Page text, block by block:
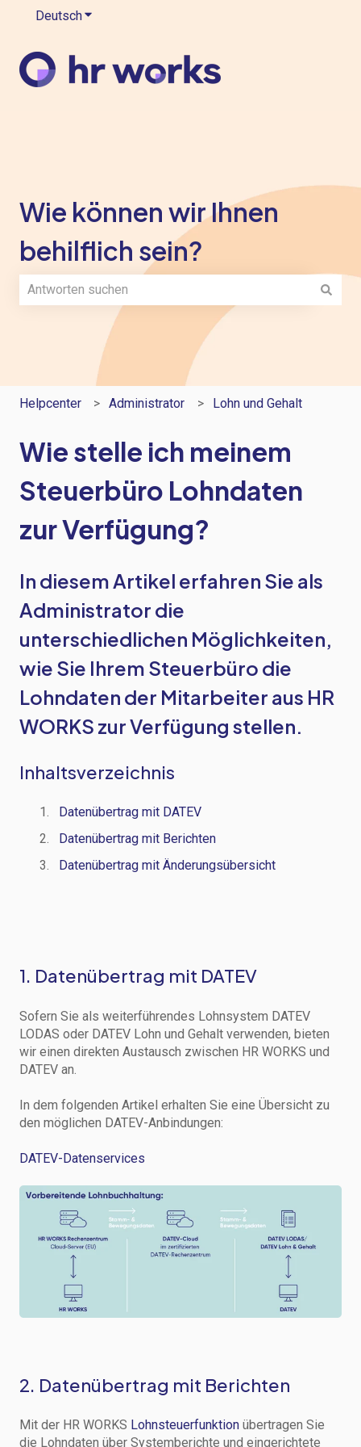
DeutschUntermenü für Übersetzungen anzeigen
Wie können wir Ihnen
behilflich sein?
Es gibt keine Vorschläge, da das Suchfeld leer ist.
Helpcenter Administrator Lohn und Gehalt
Wie stelle ich meinem
Steuerbüro Lohndaten
zur Verfügung?
In diesem Artikel erfahren Sie als
Administrator die
unterschiedlichen Möglichkeiten,
wie Sie Ihrem Steuerbüro die
Lohndaten der Mitarbeiter aus HR
WORKS zur Verfügung stellen.
Inhaltsverzeichnis
Datenübertrag mit DATEV
Datenübertrag mit Berichten
Datenübertrag mit Änderungsübersicht
1. Datenübertrag mit DATEV
Sofern Sie als weiterführendes Lohnsystem DATEV
LODAS oder DATEV Lohn und Gehalt verwenden, bieten
wir einen direkten Austausch zwischen HR WORKS und
DATEV an.
In dem folgenden Artikel erhalten Sie eine Übersicht zu
den möglichen DATEV-Anbindungen:
DATEV-Datenservices
2. Datenübertrag mit Berichten
Mit der HR WORKS Lohnsteuerfunktion übertragen Sie
die Lohndaten über Systemberichte und eingerichtete